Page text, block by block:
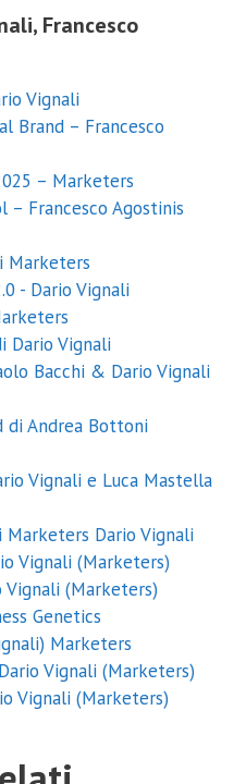
Francesco
Vignali
Brand – Francesco
– Marketers
– Francesco Agostinis
Marketers
- Dario Vignali
Dario Vignali
Bacchi & Dario Vignali
di Andrea Bottoni
Vignali e Luca Mastella
Marketers Dario Vignali
Vignali (Marketers)
Vignali (Marketers)
Genetics
Marketers
Vignali (Marketers)
Vignali (Marketers)